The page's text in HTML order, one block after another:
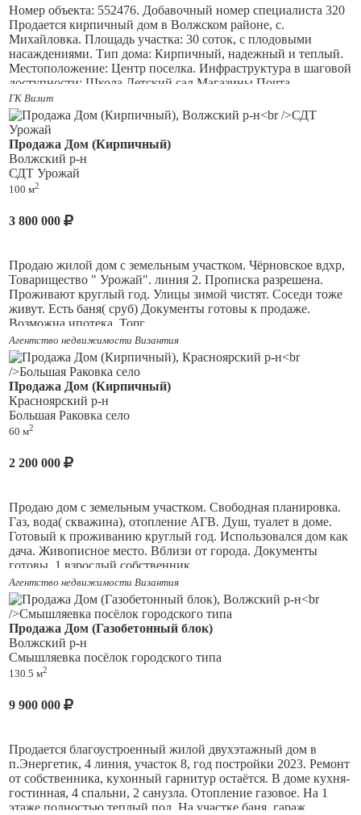
долговечность конструкции.
⚡️ Электричество подведено на участок мощностью
В. Вы сможете установить любое оборудование: от
мощной бытовой техники до сварочных аппаратов.
✨️ Огромная площадь дома: общая —130 кв.м., жилая
— 54 кв.м.Просторная кухня площадью целых
кв.м.
зону.
?? Черновая отделка уже выполнена. Вам не нужно
будет тратить время и средства на возведение стен и
заливку полов. Можно сразу приступать к финишным
работам!
Преимущества участка:
? Общая площадь земли составляет
8,5 соток
остались плодовые яблони, которые будут радовать вас
урожаем.
? Удобство доступа: въезд на участок возможен с двух
сторон! Это значительно упрощает логистику при
строительстве и эксплуатации.
? Водоснабжение осуществляется из собственной
скважины, а автономная канализация обеспечит
комфортное проживание без привязки к городским
сетям.
Есть возможность рассмотреть сельскую ипотеку.
дома, но без сельской ипотеки!
Номер объекта: 552476. Добавочный номер специалиста 320
Продается кирпичный дом в Волжском районе, с.
Михайловка. Площадь участка: 30 соток, с плодовыми
насаждениями. Тип дома: Кирпичный, надежный и теплый.
Местоположение: Центр поселка. Инфраструктура в шаговой
доступности: Школа Детский сад Магазины Почта
Доступность: Асфальтированная дорога до самого дома.
Прекрасный вариант для постоянного проживания большой
семьи или для тех, кто мечтает о просторе и собственном
хозяйстве в комфортных условиях. Ответственность
агентства при осуществлении профессиональной
деятельности риэлтора застрахована ОА АльфаСтрахование.
ГК Визит
Продажа Дом (Кирпичный)
Волжский р-н
СДТ Урожай
100 м2
3 800 000
Продаю жилой дом с земельным участком. Чёрновское вдхр,
Товарищество " Урожай". линия 2. Прописка разрешена.
Проживают круглый год. Улицы зимой чистят. Соседи тоже
живут. Есть баня( сруб) Документы готовы к продаже.
Возможна ипотека. Торг.
Агентство недвижимости Византия
Продажа Дом (Кирпичный)
Красноярский р-н
Большая Раковка село
60 м2
2 200 000
Продаю дом с земельным участком. Свободная планировка.
Газ, вода( скважина), отопление АГВ. Душ, туалет в доме.
Готовый к проживанию круглый год. Использовался дом как
дача. Живописное место. Вблизи от города. Документы
готовы. 1 взрослый собственник.
Агентство недвижимости Византия
Продажа Дом (Газобетонный блок)
Волжский р-н
Смышляевка посёлок городского типа
130.5 м2
9 900 000
Продается благоустроенный жилой двухэтажный дом в
п.Энергетик, 4 линия, участок 8, год постройки 2023. Ремонт
от собственника, кухонный гарнитур остаётся. В доме кухня-
гостинная, 4 спальни, 2 санузла. Отопление газовое. На 1
этаже полностью теплый пол. На участке баня, гараж.